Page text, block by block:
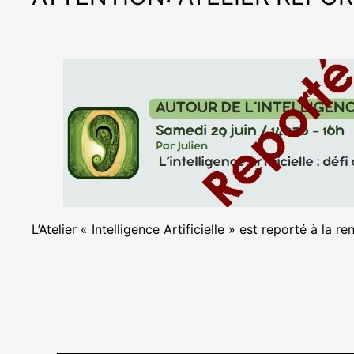
L’Atelier « Intelligence Artificielle » est reporté à la